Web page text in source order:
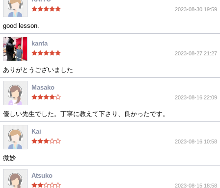
2023-08-30 19:59
good lesson.
kanta
2023-08-27 21:27
ありがとうございました
Masako
2023-08-16 22:09
優しい先生でした。丁寧に教えて下さり、良かったです。
Kai
2023-08-16 10:58
微妙
Atsuko
2023-08-15 18:58